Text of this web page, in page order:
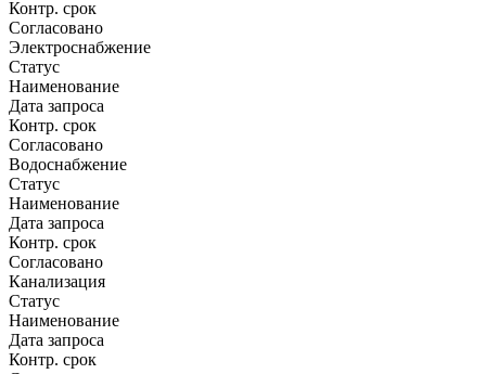
Контр. срок
Согласовано
Электроснабжение
Статус
Наименование
Дата запроса
Контр. срок
Согласовано
Водоснабжение
Статус
Наименование
Дата запроса
Контр. срок
Согласовано
Канализация
Статус
Наименование
Дата запроса
Контр. срок